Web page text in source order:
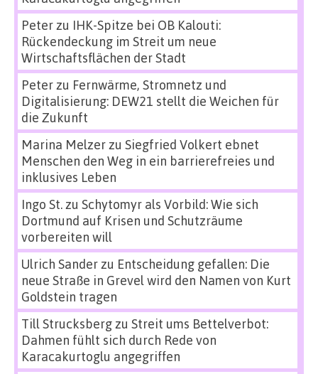
Peterzu IHK-Spitze bei OB Kalouti:
Rückendeckung im Streit um neue
Wirtschaftsflächen der Stadt
Peterzu Fernwärme, Stromnetz und
Digitalisierung: DEW21 stellt die Weichen für
die Zukunft
Marina Melzerzu Siegfried Volkert ebnet
Menschen den Weg in ein barrierefreies und
inklusives Leben
Ingo St.zu Schytomyr als Vorbild: Wie sich
Dortmund auf Krisen und Schutzräume
vorbereiten will
Ulrich Sanderzu Entscheidung gefallen: Die
neue Straße in Grevel wird den Namen von Kurt
Goldstein tragen
Till Strucksbergzu Streit ums Bettelverbot:
Dahmen fühlt sich durch Rede von
Karacakurtoglu angegriffen